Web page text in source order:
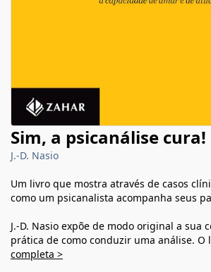
Sim, a psicanálise cura!
J.-D. Nasio
Um livro que mostra através de casos
como um psicanalista acompanha seus
J.-D. Nasio expõe de modo original a sua
prática de como conduzir uma análise. O
completa >